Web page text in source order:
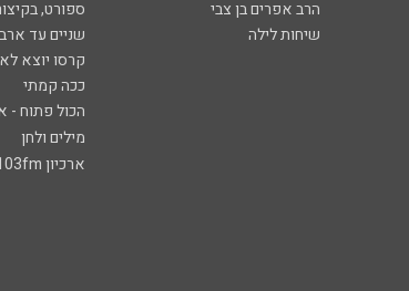
הרב אפרים בן צבי ספורט,
שיחות לילה שניים עד
קרסו יוצא
ככה קמתי
הכול פתוח -
מילים ולחן
ארכיון 103fm